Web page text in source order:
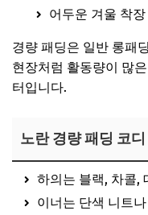
어두운 겨울 착
경량 패딩은 일반 롱패
현장처럼 활동량이 많
터입니다.
노란 경량 패딩 코디
하의는 블랙, 차콜,
이너는 단색 니트